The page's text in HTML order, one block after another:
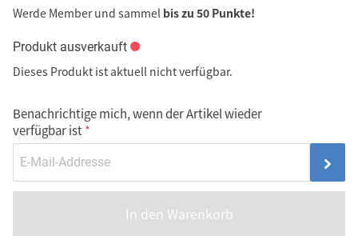
Werde Member und sammel bis zu 50 Punkte!
Produkt ausverkauft
Dieses Produkt ist aktuell nicht verfügbar.
Benachrichtige mich, wenn der Artikel wieder
verfügbar ist
In den Warenkorb